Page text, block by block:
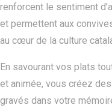
renforcent le sentiment
et permettent aux
au cœur de la culture
En savourant vos plats
et animée, vous créez
gravés dans votre